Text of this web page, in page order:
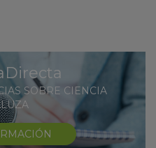
SOBRE CIENCIA